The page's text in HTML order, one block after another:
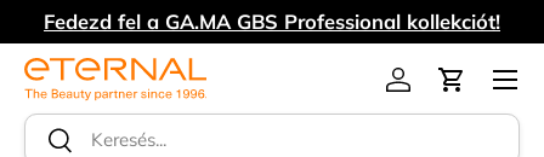
UGRÁS A TARTALOMRA
Fedezd fel a GA.MA GBS Professional kollekciót!
Keresés
Keresés
Log inKosár
Menü